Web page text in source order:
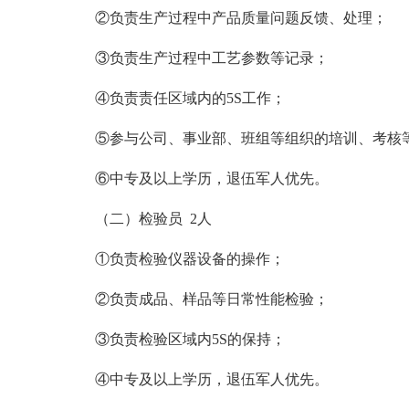
②负责生产过程中产品质量问题反馈、处理；
③负责生产过程中工艺参数等记录；
④负责责任区域内的5S工作；
⑤参与公司、事业部、班组等组织的培训、考核
⑥中专及以上学历，退伍军人优先。
（二）检验员 2人
①负责检验仪器设备的操作；
②负责成品、样品等日常性能检验；
③负责检验区域内5S的保持；
④中专及以上学历，退伍军人优先。